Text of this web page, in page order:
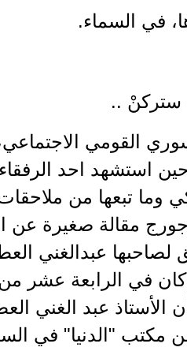
في السماء.
ستركنْ ..
القومي
مسقط رأسه، عام 1956 حين
وما تبعها من
جورج مقالة صغيرة
لصاحبها عبدالغني
ايام فقط إذ كان في
أن الأستاذ عبد
مكتب "الدنيا" في